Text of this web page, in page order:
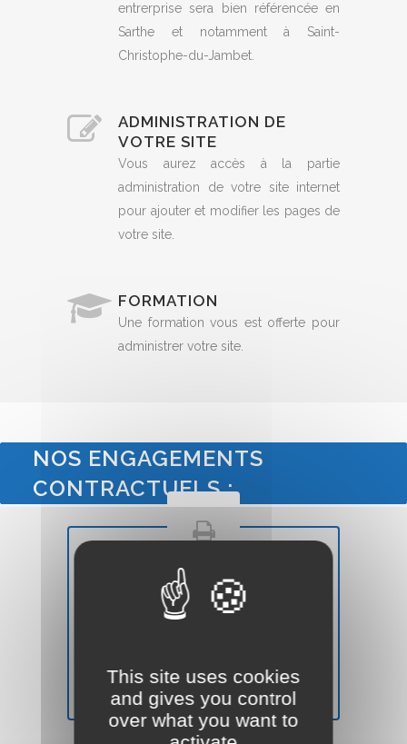
entrerprise sera bien référencée en
Sarthe et notamment à Saint-
Christophe-du-Jambet.
ADMINISTRATION DE
VOTRE SITE
Vous aurez accès à la partie
administration de votre site internet
pour ajouter et modifier les pages de
votre site.
FORMATION
Une formation vous est offerte pour
administrer votre site.
NOS ENGAGEMENTS
CONTRACTUELS :
QUALITÉ
conditions ``Satisfait ou Remboursé``).
This site uses cookies
and gives you control
over what you want to